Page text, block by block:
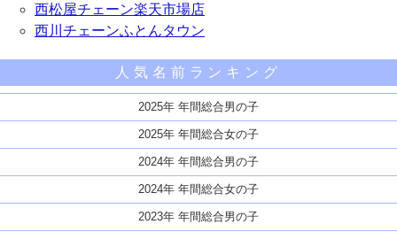
西松屋チェーン楽天市場店
西川チェーンふとんタウン
人気名前ランキング
2025年 年間総合男の子
2025年 年間総合女の子
2024年 年間総合男の子
2024年 年間総合女の子
2023年 年間総合男の子